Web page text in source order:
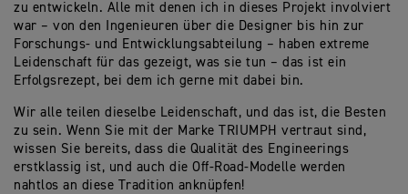
zu entwickeln. Alle mit denen ich in dieses Projekt involviert
war – von den Ingenieuren über die Designer bis hin zur
Forschungs- und Entwicklungsabteilung – haben extreme
Leidenschaft für das gezeigt, was sie tun – das ist ein
Erfolgsrezept, bei dem ich gerne mit dabei bin.
Wir alle teilen dieselbe Leidenschaft, und das ist, die Besten
zu sein. Wenn Sie mit der Marke TRIUMPH vertraut sind,
wissen Sie bereits, dass die Qualität des Engineerings
erstklassig ist, und auch die Off-Road-Modelle werden
nahtlos an diese Tradition anknüpfen!